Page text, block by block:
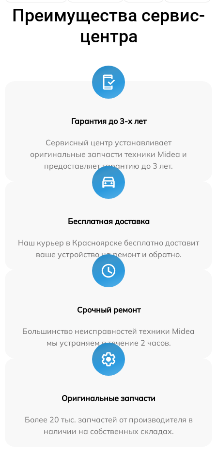
Преимущества сервис-
центра
Гарантия до 3-х лет
Сервисный центр устанавливает
оригинальные запчасти техники Midea и
предоставляет гарантию до 3 лет.
Бесплатная доставка
Наш курьер в Красноярске бесплатно доставит
ваше устройство на ремонт и обратно.
Срочный ремонт
Большинство неисправностей техники Midea
мы устраняем в течение 2 часов.
Оригинальные запчасти
Более 20 тыс. запчастей от производителя в
наличии на собственных складах.